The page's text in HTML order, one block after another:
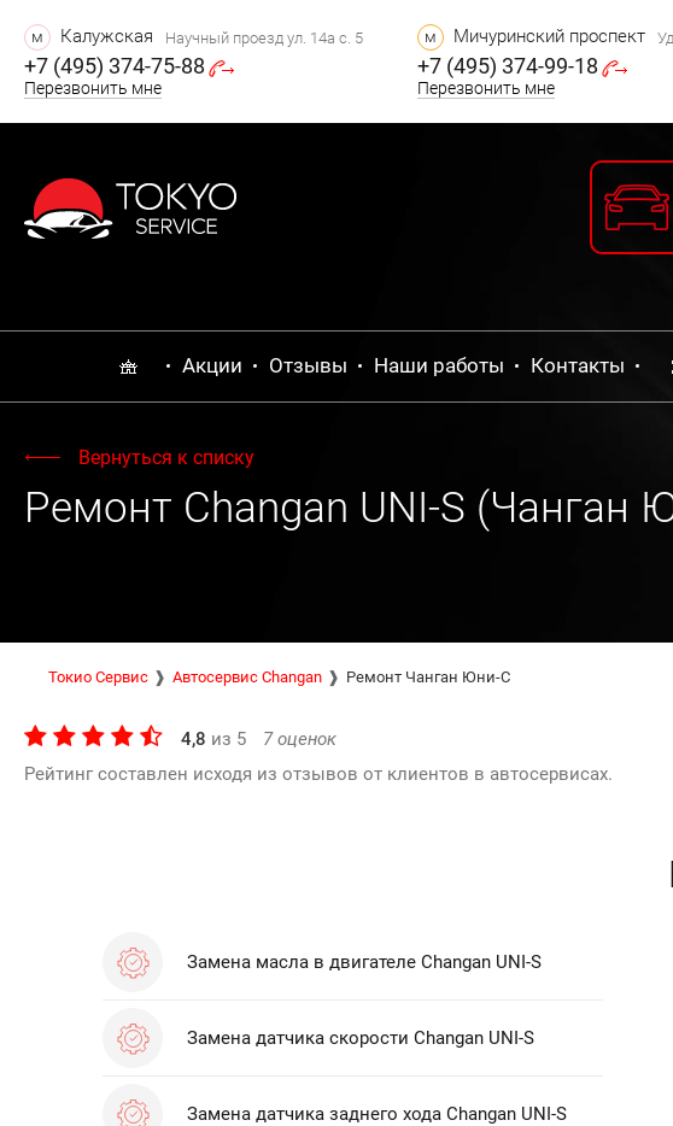
м Калужская Научный проезд ул. 14а с. 5
+7 (495) 374-75-88
Перезвонить мне
м Мичуринский проспект
+7 (495) 374-99-18
Перезвонить мне
Акции Отзывы Наши работы Контакты
Вернуться к списку
Ремонт Changan UNI-S (Чанган
Токио Сервис Автосервис Changan Ремонт Чанган Юни-С
4,8 из 5 7оценок
Рейтинг составлен исходя из отзывов от клиентов в автосервисах.
Замена масла в двигателе Changan UNI-S
Замена датчика скорости Changan UNI-S
Замена датчика заднего хода Changan UNI-S